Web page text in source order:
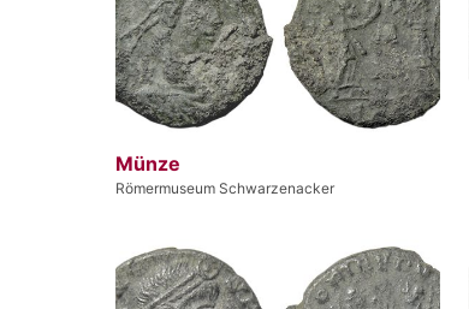
Münze
Römermuseum Schwarzenacker